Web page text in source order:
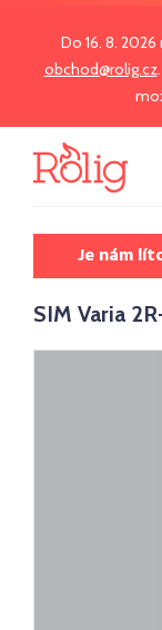
Do 16. 8.
obchod@rolig.cz
Je nám
SIM Varia